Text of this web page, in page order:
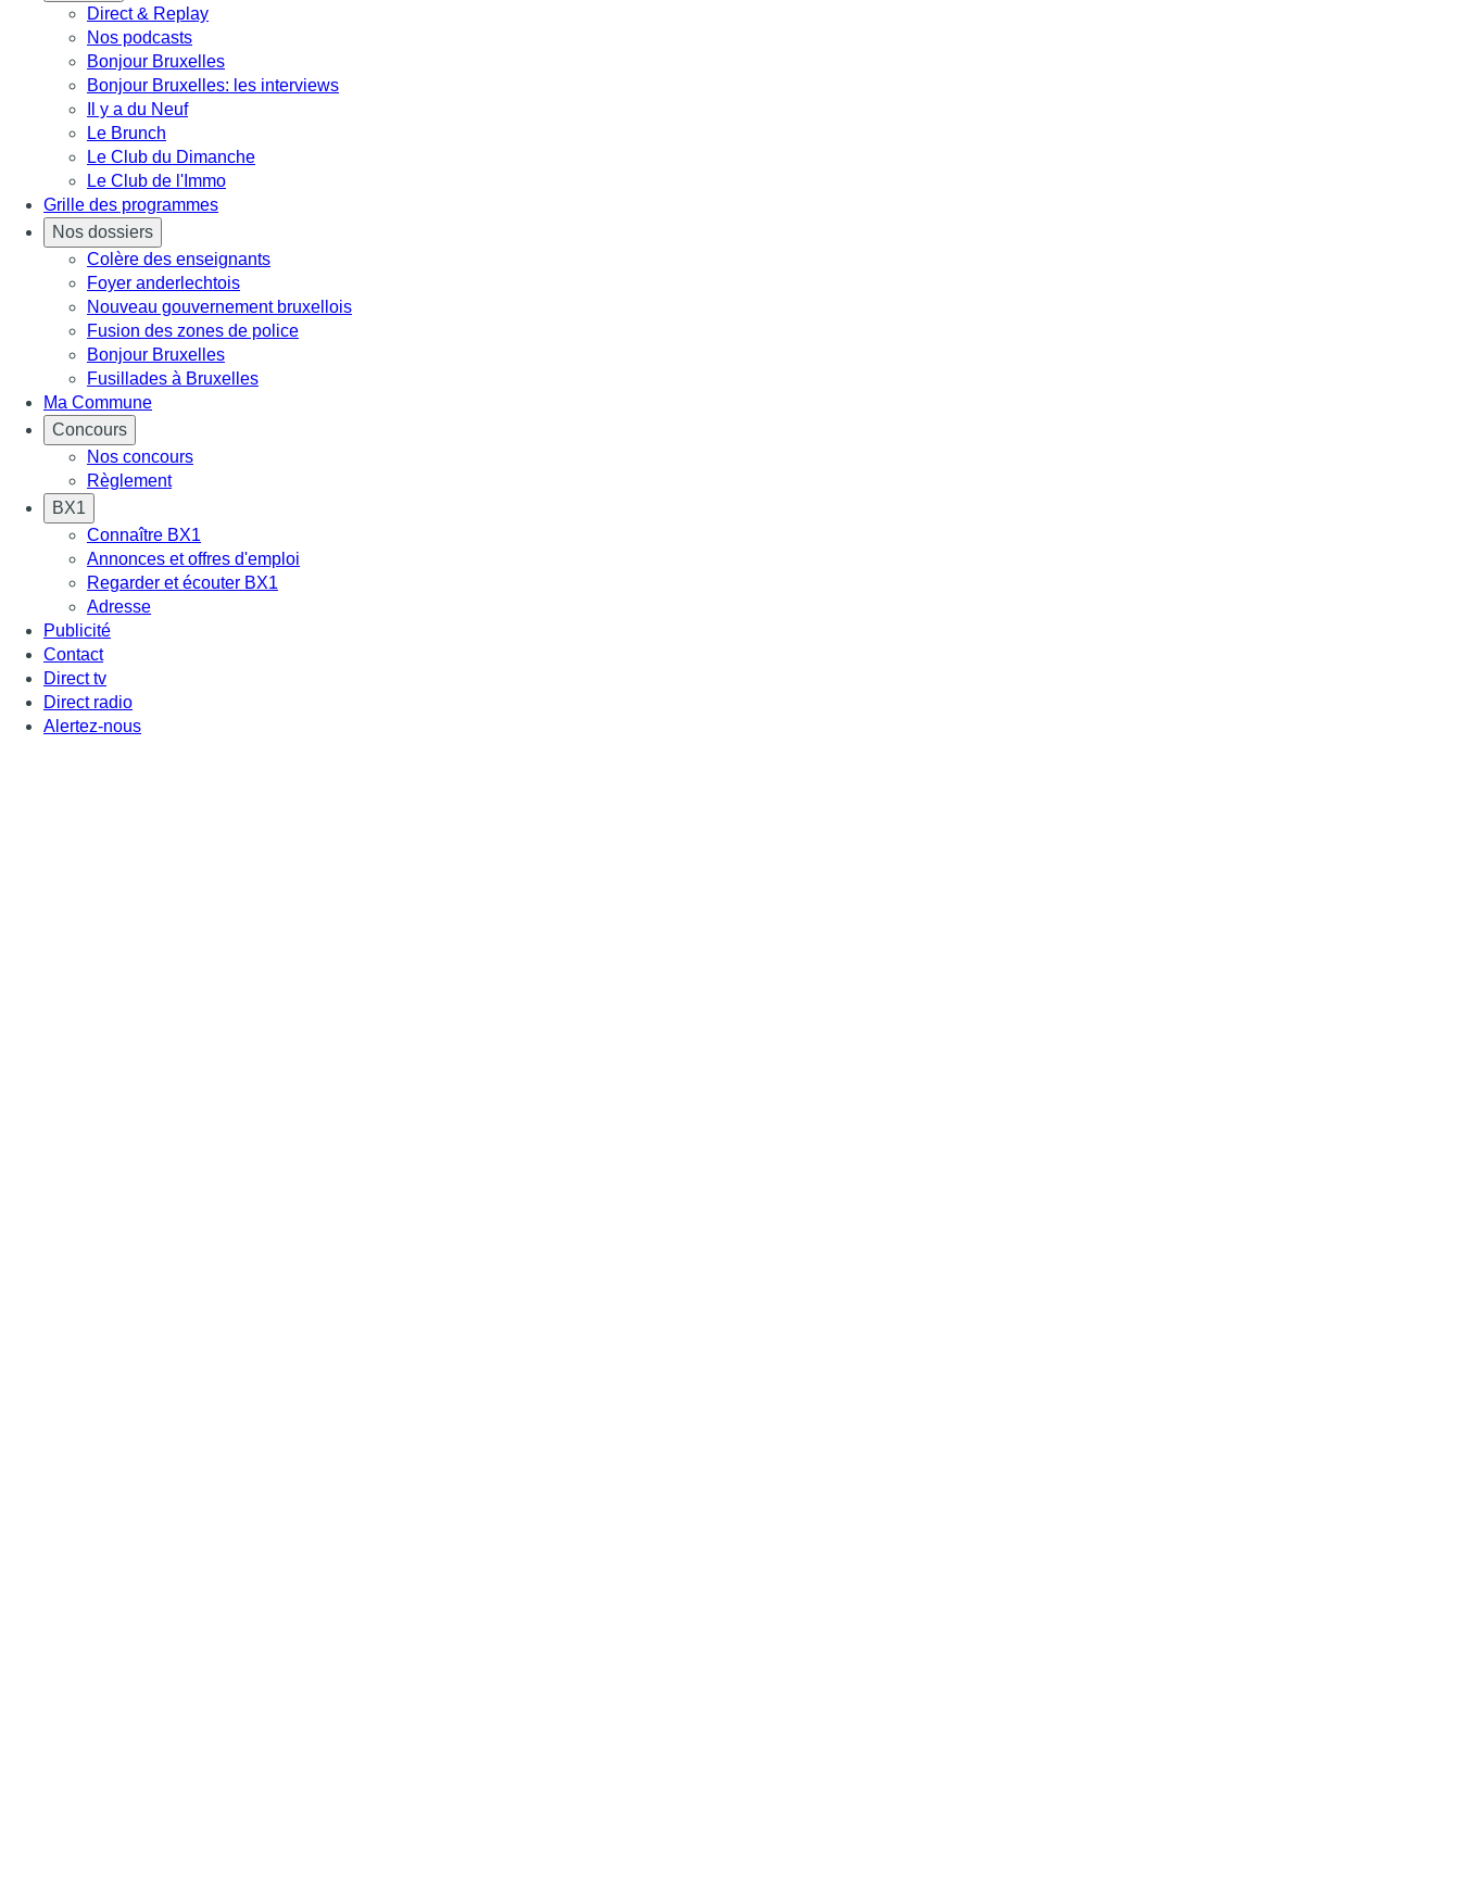
Direct & Replay
Nos podcasts
Bonjour Bruxelles
Bonjour Bruxelles: les interviews
Il y a du Neuf
Le Brunch
Le Club du Dimanche
Le Club de l'Immo
Grille des programmes
Nos dossiers
Colère des enseignants
Foyer anderlechtois
Nouveau gouvernement bruxellois
Fusion des zones de police
Bonjour Bruxelles
Fusillades à Bruxelles
Ma Commune
Concours
Nos concours
Règlement
BX1
Connaître BX1
Annonces et offres d'emploi
Regarder et écouter BX1
Adresse
Publicité
Contact
Direct tv
Direct radio
Alertez-nous